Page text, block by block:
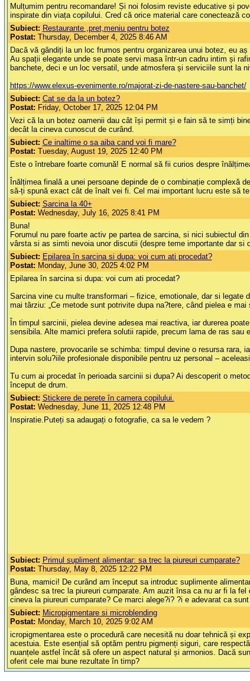
Mulțumim pentru recomandare! Și noi folosim reviste educative și
inspirate din viața copilului. Cred că orice material care conectează
Subiect: Restaurante ,pret,meniu pentru botez
Postat: Thursday, December 4, 2025 8:46 AM
Dacă vă gândiți la un loc frumos pentru organizarea unui botez, eu
Au spații elegante unde se poate servi masa într-un cadru intim și
banchete, deci e un loc versatil, unde atmosfera și serviciile sunt la
https://www.elexus-evenimente.ro/majorat-zi-de-nastere-sau-banchet/
Subiect: Cat se da la un botez?
Postat: Friday, October 17, 2025 12:04 PM
Vezi că la un botez oamenii dau cât își permit și e fain să te simți
decât la cineva cunoscut de curând.
Subiect: Ce inaltime o sa aiba cand voi fi mare?
Postat: Tuesday, August 19, 2025 12:40 PM
Este o întrebare foarte comună! E normal să fii curios despre
Înălțimea finală a unei persoane depinde de o combinație
să-ți spună exact cât de înalt vei fi. Cel mai important lucru este să
Subiect: Sarcina la 40+
Postat: Wednesday, July 16, 2025 8:41 PM
Buna!
Forumul nu pare foarte activ pe partea de sarcina, si nici subiectul
vârsta si as simti nevoia unor discutii (despre teme importante dar si
Subiect: Epilarea în sarcina si dupa: voi cum ati procedat?
Postat: Monday, June 30, 2025 4:02 PM
Epilarea în sarcina si dupa: voi cum ati procedat?
Sarcina vine cu multe transformari – fizice, emotionale, dar si legate
mai târziu: „Ce metode sunt potrivite dupa na?tere, când pielea e
În timpul sarcinii, pielea devine adesea mai reactiva, iar durerea
sensibila. Alte mamici prefera solutii rapide, precum lama de ras
Dupa nastere, provocarile se schimba: timpul devine o resursa rara,
intervin solu?iile profesionale disponibile pentru uz personal –
Tu cum ai procedat în perioada sarcinii si dupa? Ai descoperit o
început de drum.
Subiect: Stickere de perete în camera copilului.
Postat: Wednesday, June 11, 2025 12:48 PM
Inspiratie.Puteți sa adaugați o fotografie, ca sa le vedem ?
Subiect: Primul supliment alimentar: sa trec la piureuri cumparate?
Postat: Thursday, May 8, 2025 12:22 PM
Buna, mamici! De curând am început sa introduc suplimente
gândesc sa trec la piureuri cumparate. Am auzit însa ca nu ar fi la
cineva la piureuri cumparate? Ce marci alege?i? ?i e adevarat ca
Subiect: Micropigmentare si microblending
Postat: Monday, March 10, 2025 9:02 AM
icropigmentarea este o procedură care necesită nu doar tehnică și
acestuia. Este esențial să optăm pentru pigmenți siguri, care
nuanțele astfel încât să ofere un aspect natural și armonios. Dacă
oferit cele mai bune rezultate în timp?